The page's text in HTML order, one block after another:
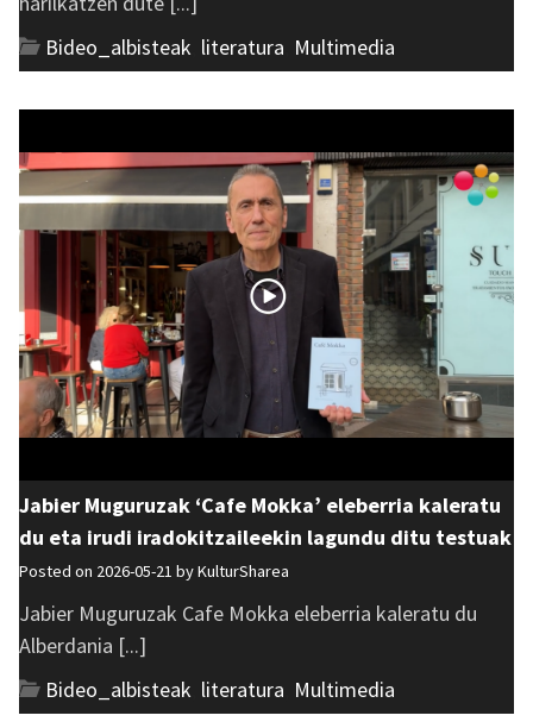
Bideo_albisteak literatura Multimedia
Jabier Muguruzak ‘Cafe Mokka’ eleberria kaleratu
du eta irudi iradokitzaileekin lagundu ditu testuak
Posted on 2026-05-21 byKulturSharea
Jabier Muguruzak Cafe Mokka eleberria kaleratu du
Alberdania [...]
Bideo_albisteak literatura Multimedia